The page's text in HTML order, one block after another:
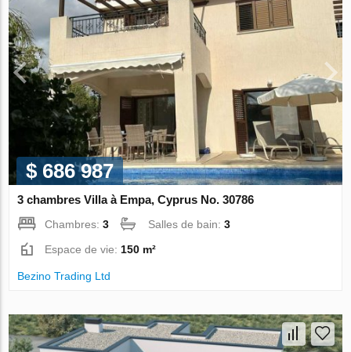
$ 686 987
3 chambres Villa à Empa, Cyprus No. 30786
Chambres:3 Salles de bain:3
Espace de vie: 150 m²
Bezino Trading Ltd